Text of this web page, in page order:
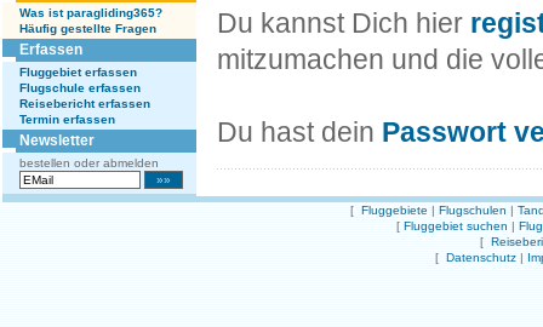
Was ist paragliding365?
Häufig gestellte Fragen
Erfassen
Fluggebiet erfassen
Flugschule erfassen
Reisebericht erfassen
Termin erfassen
Newsletter
bestellen oder abmelden
Du kannst Dich hier
mitzumachen und die
Du hast dein Passwort
[ Fluggebiete | Flugschulen |
[ Fluggebiet suchen |
[
[ Datenschutz |